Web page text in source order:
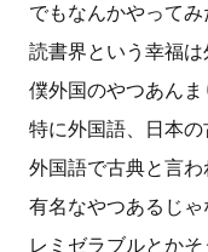
でもなんかやってみ
読書界という幸福は
僕外国のやつあんま
特に外国語、日本の
外国語で古典と言わ
有名なやつあるじゃ
レミゼラブルとかそ